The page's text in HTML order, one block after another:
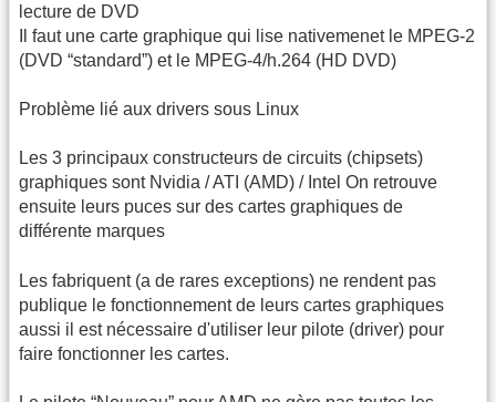
lecture de DVD
Il faut une carte graphique qui lise nativemenet le MPEG-2
(DVD “standard”) et le MPEG-4/h.264 (HD DVD)
Problème lié aux drivers sous Linux
Les 3 principaux constructeurs de circuits (chipsets)
graphiques sont Nvidia / ATI (AMD) / Intel On retrouve
ensuite leurs puces sur des cartes graphiques de
différente marques
Les fabriquent (a de rares exceptions) ne rendent pas
publique le fonctionnement de leurs cartes graphiques
aussi il est nécessaire d'utiliser leur pilote (driver) pour
faire fonctionner les cartes.